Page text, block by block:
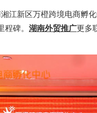
江新区万橙跨境电商孵
程碑。 湖南外贸推广更多